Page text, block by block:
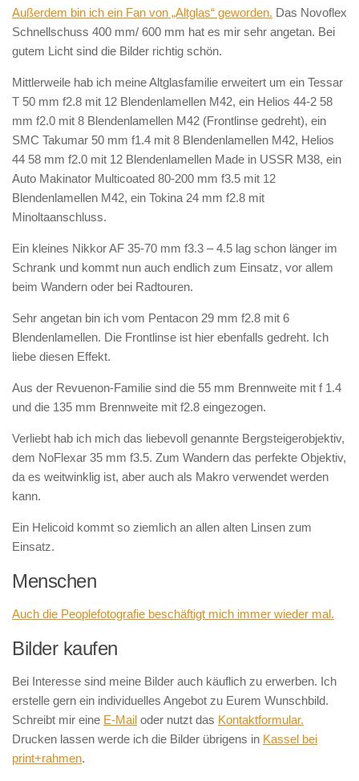
Außerdem bin ich ein Fan von „Altglas“ geworden. Das Novoflex
Schnellschuss 400 mm/ 600 mm hat es mir sehr angetan. Bei
gutem Licht sind die Bilder richtig schön.
Mittlerweile hab ich meine Altglasfamilie erweitert um ein Tessar
T 50 mm f2.8 mit 12 Blendenlamellen M42, ein Helios 44-2 58
mm f2.0 mit 8 Blendenlamellen M42 (Frontlinse gedreht), ein
SMC Takumar 50 mm f1.4 mit 8 Blendenlamellen M42, Helios
44 58 mm f2.0 mit 12 Blendenlamellen Made in USSR M38, ein
Auto Makinator Multicoated 80-200 mm f3.5 mit 12
Blendenlamellen M42, ein Tokina 24 mm f2.8 mit
Minoltaanschluss.
Ein kleines Nikkor AF 35-70 mm f3.3 – 4.5 lag schon länger im
Schrank und kommt nun auch endlich zum Einsatz, vor allem
beim Wandern oder bei Radtouren.
Sehr angetan bin ich vom Pentacon 29 mm f2.8 mit 6
Blendenlamellen. Die Frontlinse ist hier ebenfalls gedreht. Ich
liebe diesen Effekt.
Aus der Revuenon-Familie sind die 55 mm Brennweite mit f 1.4
und die 135 mm Brennweite mit f2.8 eingezogen.
Verliebt hab ich mich das liebevoll genannte Bergsteigerobjektiv,
dem NoFlexar 35 mm f3.5. Zum Wandern das perfekte Objektiv,
da es weitwinklig ist, aber auch als Makro verwendet werden
kann.
Ein Helicoid kommt so ziemlich an allen alten Linsen zum
Einsatz.
Menschen
Auch die Peoplefotografie beschäftigt mich immer wieder mal.
Bilder kaufen
Bei Interesse sind meine Bilder auch käuflich zu erwerben. Ich
erstelle gern ein individuelles Angebot zu Eurem Wunschbild.
Schreibt mir eine E-Mail oder nutzt das Kontaktformular.
Drucken lassen werde ich die Bilder übrigens in Kassel bei
print+rahmen.